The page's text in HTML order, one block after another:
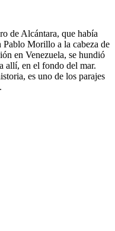
de Alcántara, que había
Pablo Morillo a la cabeza de
en Venezuela, se hundió
allí, en el fondo del mar.
es uno de los parajes